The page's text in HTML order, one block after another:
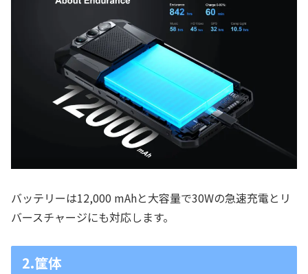
バッテリーは12,000 mAhと大容量で30Wの急速充電とリ
バースチャージにも対応します。
2.筐体